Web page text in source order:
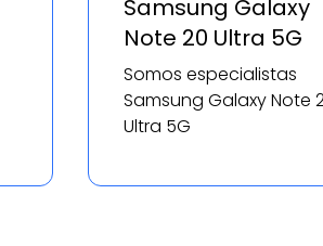
Samsung Galaxy
Note 20 Ultra 5G
Somos especialistas
Samsung Galaxy Note
Ultra 5G